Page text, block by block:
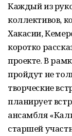
Каждый из
коллективов,
Хакасии,
коротко
проекте. В
пройдут не
творческие
планирует
ансамбля
старшей